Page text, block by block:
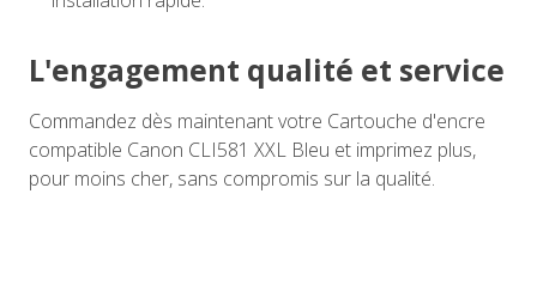
L'engagement qualité et service
Commandez dès maintenant votre Cartouche d'encre
compatible Canon CLI581 XXL Bleu et imprimez plus,
pour moins cher, sans compromis sur la qualité.